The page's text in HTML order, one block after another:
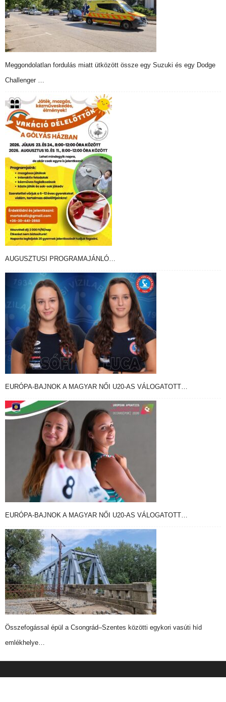
Meggondolatlan fordulás miatt ütközött össze egy Suzuki és egy Dodge
Challenger …
AUGUSZTUSI PROGRAMAJÁNLÓ…
EURÓPA-BAJNOK A MAGYAR NŐI U20-AS VÁLOGATOTT…
EURÓPA-BAJNOK A MAGYAR NŐI U20-AS VÁLOGATOTT…
Összefogással épül a Csongrád–Szentes közötti egykori vasúti híd
emlékhelye…